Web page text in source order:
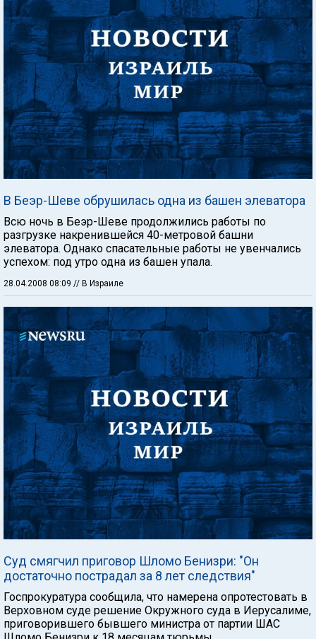
В Беэр-Шеве обрушилась одна из башен элеватора
Всю ночь в Беэр-Шеве продолжились работы по
разгрузке накренившейся 40-метровой башни
элеватора. Однако спасательные работы не увенчались
успехом: под утро одна из башен упала.
28.04.2008 08:09 // В Израиле
Суд смягчил приговор Шломо Бенизри: "Он
достаточно пострадал за 8 лет следствия"
Госпрокуратура сообщила, что намерена опротестовать в
Верховном суде решение Окружного суда в Иерусалиме,
приговорившего бывшего министра от партии ШАС